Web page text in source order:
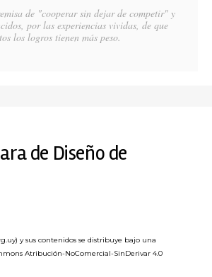
de "cooperar sin dejar de competir" y
por las experiencias vividas, de que
los logros tienen más peso.
de Diseño de
y sus contenidos se distribuye bajo una
Atribución-NoComercial-SinDerivar 4.0